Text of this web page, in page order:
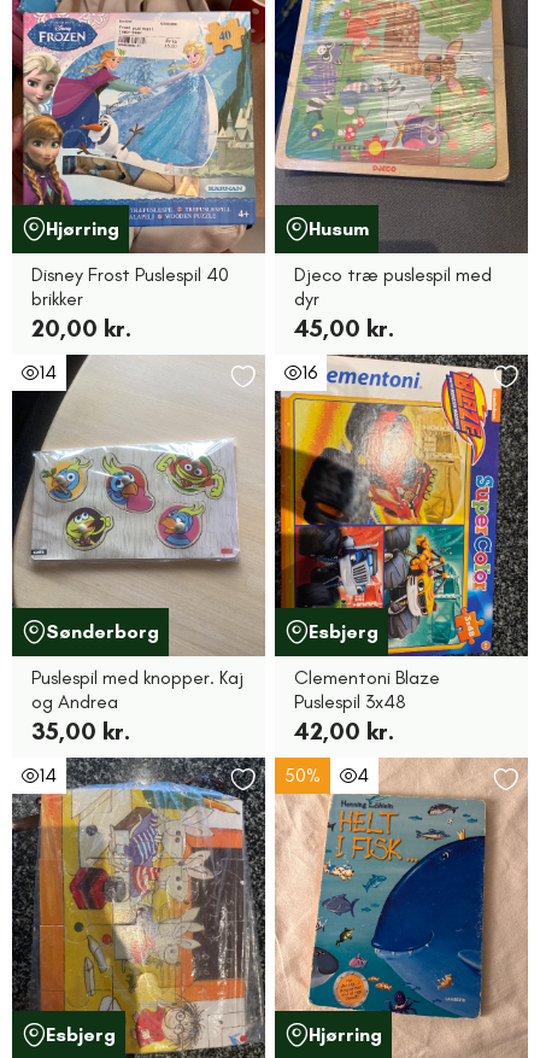
Hjørring
Disney Frost Puslespil 40
brikker
20,00 kr.
Husum
Djeco træ puslespil med
dyr
45,00 kr.
14
Sønderborg
Puslespil med knopper. Kaj
og Andrea
35,00 kr.
16
Esbjerg
Clementoni Blaze
Puslespil 3x48
42,00 kr.
14
Esbjerg
50% 4
Hjørring